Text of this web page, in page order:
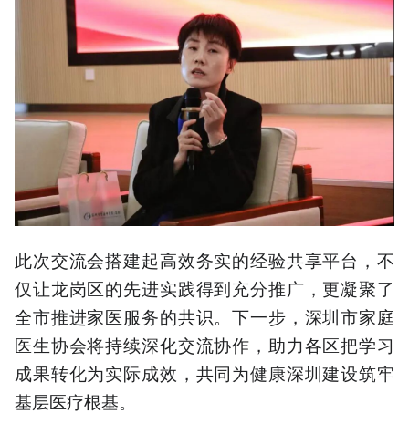
此次交流会搭建起高效务实的经验共享平台，不
仅让龙岗区的先进实践得到充分推广，更凝聚了
全市推进家医服务的共识。下一步，深圳市家庭
医生协会将持续深化交流协作，助力各区把学习
成果转化为实际成效，共同为健康深圳建设筑牢
基层医疗根基。